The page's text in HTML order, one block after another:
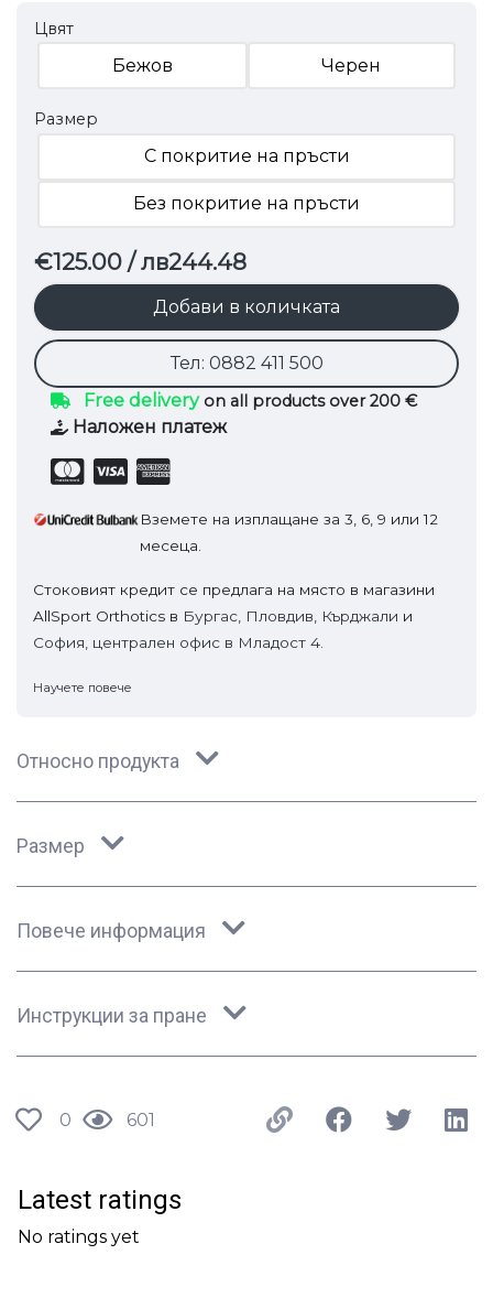
Цвят
Бежов Черен
Размер
С покритие на пръсти
Без покритие на пръсти
€125.00 / лв244.48
Добави в количката
Тел: 0882 411 500
Free delivery on all products over 200 €
Наложен платеж
Вземете на изплащане за 3, 6, 9 или 12
месеца.
Стоковият кредит се предлага на място в магазини
AllSport Orthotics в Бургас Пловдив Кърджали и
София, централен офис в Младост 4.
Научете повече
Относно продукта
Размер
Повече информация
Инструкции за пране
0 601
Latest ratings
No ratings yet